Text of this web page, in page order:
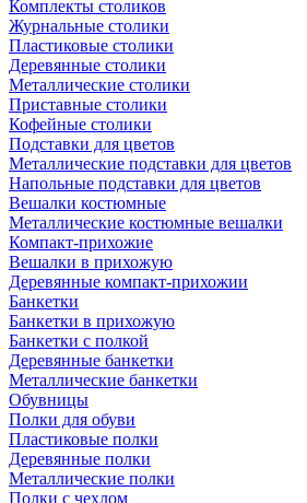
Комплекты столиков
Журнальные столики
Пластиковые столики
Деревянные столики
Металлические столики
Приставные столики
Кофейные столики
Подставки для цветов
Металлические подставки для цветов
Напольные подставки для цветов
Вешалки костюмные
Металлические костюмные вешалки
Компакт-прихожие
Вешалки в прихожую
Деревянные компакт-прихожии
Банкетки
Банкетки в прихожую
Банкетки с полкой
Деревянные банкетки
Металлические банкетки
Обувницы
Полки для обуви
Пластиковые полки
Деревянные полки
Металлические полки
Полки с чехлом